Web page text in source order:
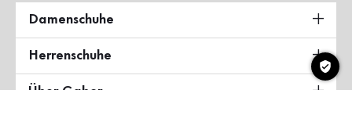
Damenschuhe
Herrenschuhe
Über Gabor